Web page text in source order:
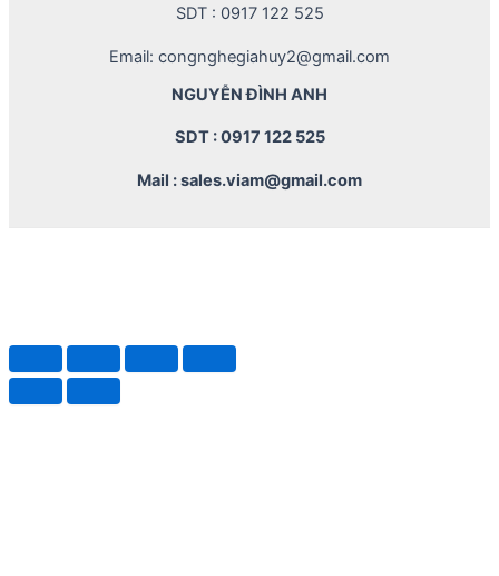
SDT : 0917 122 525
Email: congnghegiahuy2@gmail.com
NGUYỄN ĐÌNH ANH
SDT : 0917 122 525
Mail : sales.viam@gmail.com